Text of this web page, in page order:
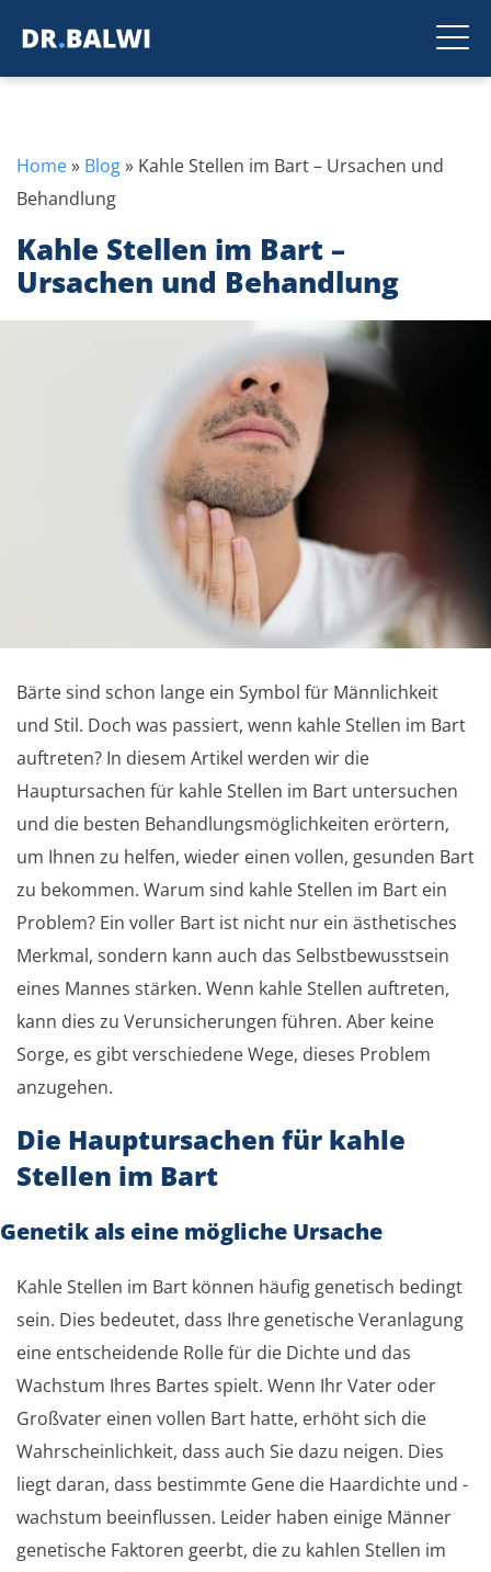
Home» Blog» Kahle Stellen im Bart – Ursachen und
Behandlung
Kahle Stellen im Bart –
Ursachen und Behandlung
Bärte sind schon lange ein Symbol für Männlichkeit
und Stil. Doch was passiert, wenn kahle Stellen im Bart
auftreten? In diesem Artikel werden wir die
Hauptursachen für kahle Stellen im Bart untersuchen
und die besten Behandlungsmöglichkeiten erörtern,
um Ihnen zu helfen, wieder einen vollen, gesunden Bart
zu bekommen. Warum sind kahle Stellen im Bart ein
Problem? Ein voller Bart ist nicht nur ein ästhetisches
Merkmal, sondern kann auch das Selbstbewusstsein
eines Mannes stärken. Wenn kahle Stellen auftreten,
kann dies zu Verunsicherungen führen. Aber keine
Sorge, es gibt verschiedene Wege, dieses Problem
anzugehen.
Die Hauptursachen für kahle
Stellen im Bart
Genetik als eine mögliche Ursache
Kahle Stellen im Bart können häufig genetisch bedingt
sein. Dies bedeutet, dass Ihre genetische Veranlagung
eine entscheidende Rolle für die Dichte und das
Wachstum Ihres Bartes spielt. Wenn Ihr Vater oder
Großvater einen vollen Bart hatte, erhöht sich die
Wahrscheinlichkeit, dass auch Sie dazu neigen. Dies
liegt daran, dass bestimmte Gene die Haardichte und -
wachstum beeinflussen. Leider haben einige Männer
genetische Faktoren geerbt, die zu kahlen Stellen im